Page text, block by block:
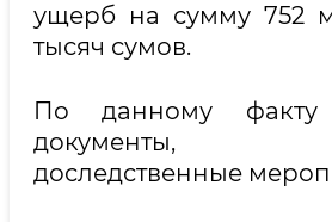
ущерб на сумму 752
тысяч сумов.
По данному факту
документы,
доследственные